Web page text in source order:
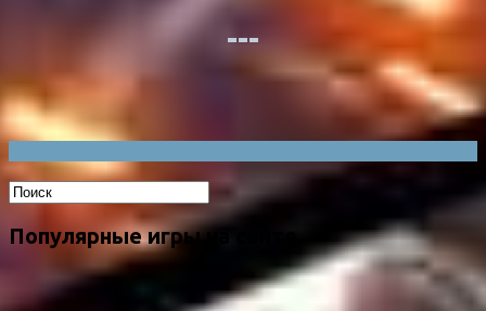
Популярные игры на сайте